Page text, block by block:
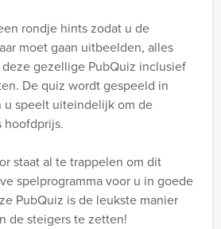
rondje hints zodat u de
moet gaan uitbeelden, alles
gezellige PubQuiz inclusief
De quiz wordt gespeeld in
u speelt uiteindelijk om de
hoofdprijs.
staat al te trappelen om dit
spelprogramma voor u in goede
PubQuiz is de leukste manier
de steigers te zetten!